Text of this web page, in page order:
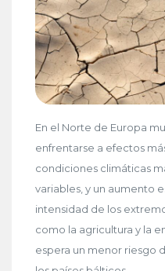
En el Norte de Europa
enfrentarse a efectos
condiciones climáticas
variables, y un aumento
intensidad de los
como la agricultura y la
espera un menor riesgo